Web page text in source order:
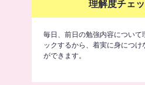
理解度チェ
毎日、前日の勉強内容について
ックするから、着実に身につけ
ができます。